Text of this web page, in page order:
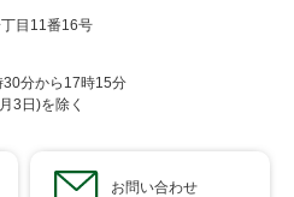
目11番16号
30分から17時15分
3日)を除く
お問い合わせ